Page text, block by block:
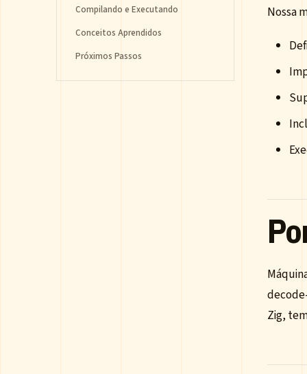
Compilando e Executando
Conceitos Aprendidos
Próximos Passos
Nossa
Zig,